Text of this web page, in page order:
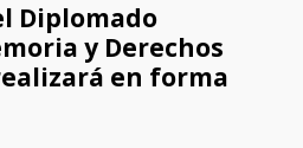
Diplomado
y Derechos
en forma